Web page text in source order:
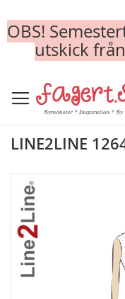
OBS!
utskick
to
Content
LINE2LINE
the
end
of
images
gallery